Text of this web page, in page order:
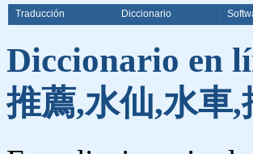
Traducción Diccionario
Diccionario en
推薦,水仙,水車